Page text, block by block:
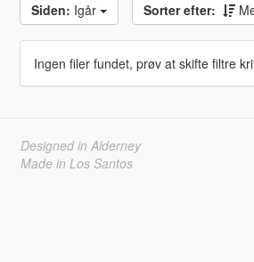
Siden: Igår Sorter efter:
Ingen filer fundet, prøv at skifte filtre
Designed in Alderney
Made in Los Santos